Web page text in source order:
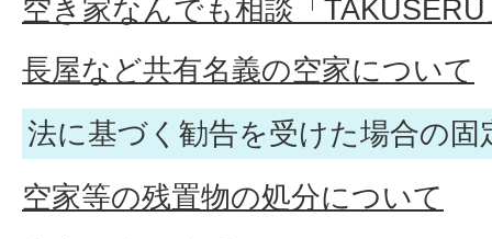
空き家なんでも相談「
長屋など共有名義の空家について
法に基づく勧告を受けた場合の固
空家等の残置物の処分について